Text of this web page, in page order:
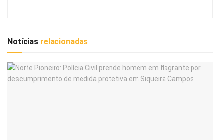
Notícias relacionadas